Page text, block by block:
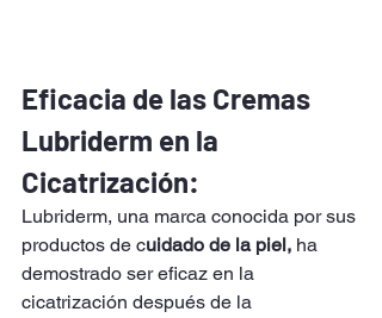
Eficacia de las Cremas
Lubriderm en la
Cicatrización:
Lubriderm, una marca conocida por sus
productos de cuidado de la piel, ha
demostrado ser eficaz en la
cicatrización después de la